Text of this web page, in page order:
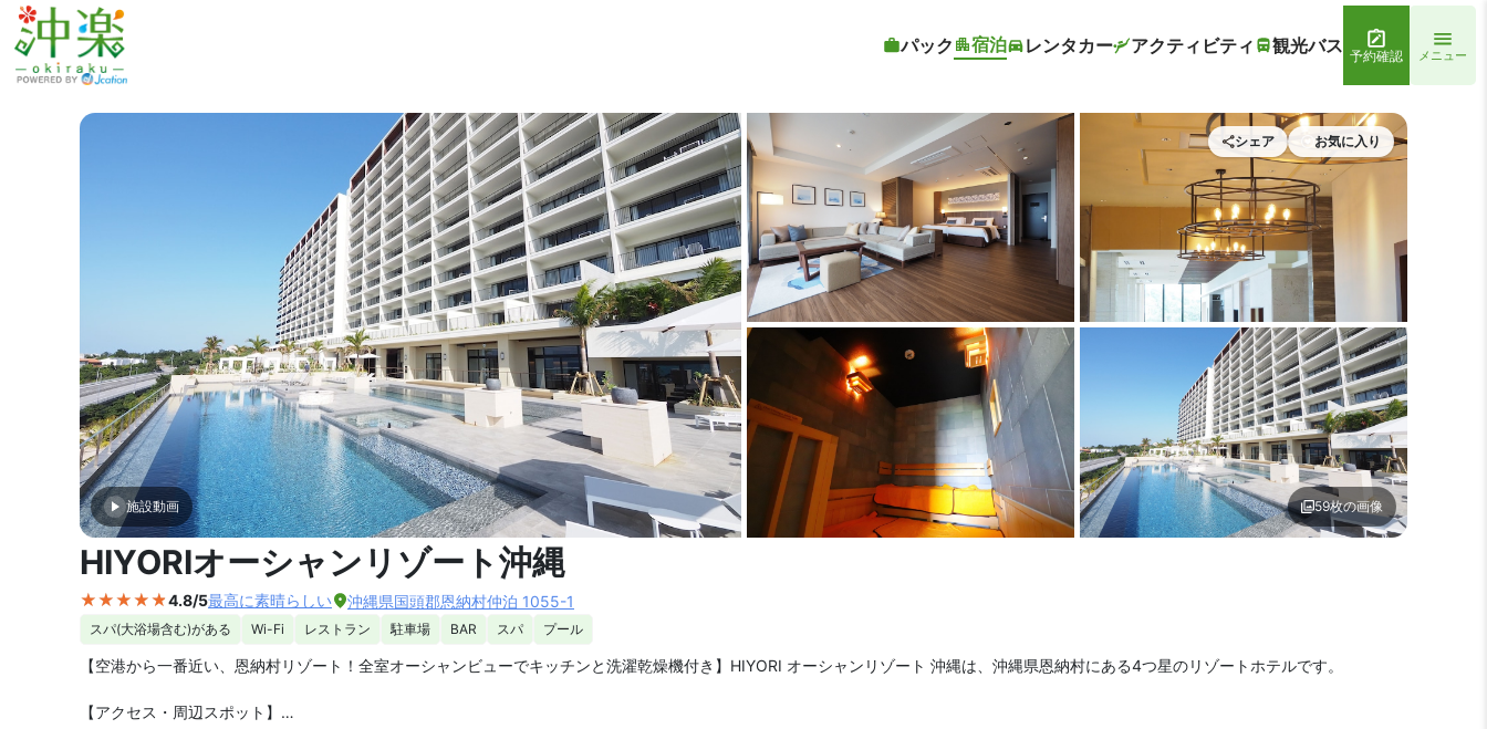
パック 宿泊 レンタカー アクティビティ 観光バス 予約確認 メニュー
外観の写真を拡大表示
施設動画
客室1 | HIYORIオーシャンリゾート沖縄 レストラン1 | HIYORIオーシ
シェア お気に入り
59枚の画像
HIYORIオーシャンリゾート沖縄
4.8/5最高に素晴らしい 沖縄県国頭郡恩納村仲泊 1055-1
スパ(大浴場含む)がある Wi-Fi レストラン 駐車場 BAR スパ プール
【空港から一番近い、恩納村リゾート！全室オーシャンビューでキッチンと洗濯乾燥機付き】HIYORI オーシャンリゾート 沖縄は、沖縄県恩納村にある4つ星のリゾートホテルです。
【アクセス・周辺スポット】